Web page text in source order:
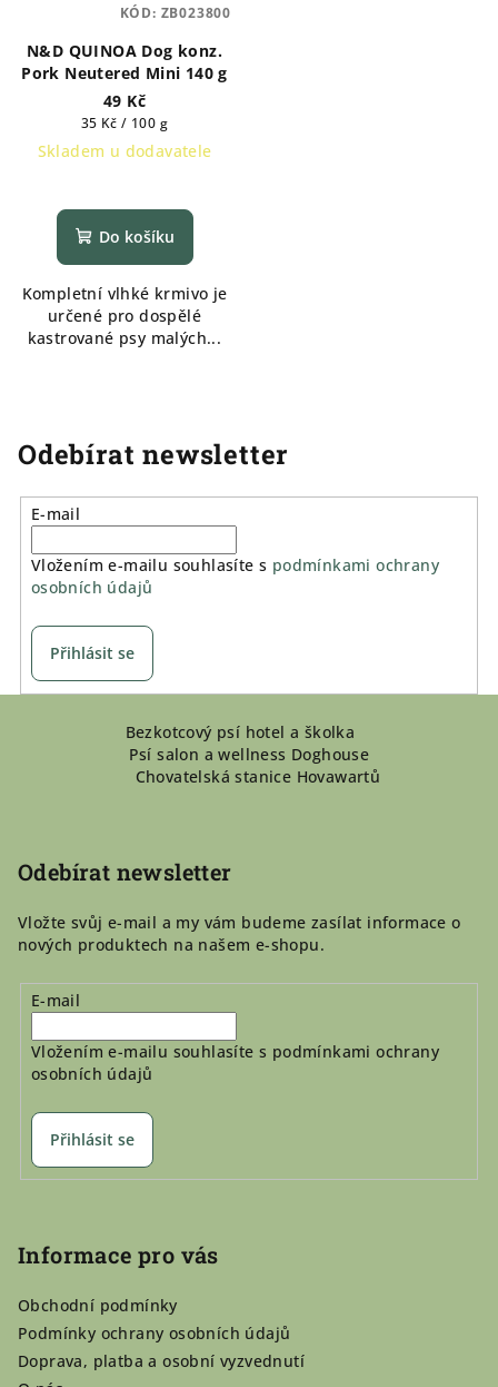
N&D QUINOA Dog konz.
Pork Neutered Mini 140 g
49 Kč
Měrná
cena:
35 Kč / 100 g
Skladem u dodavatele
Do košíku
Kompletní vlhké krmivo je
určené pro dospělé
kastrované psy malých...
KÓD: ZB023800
Odebírat newsletter
E-mail
Vložením e-mailu souhlasíte s podmínkami ochrany
osobních údajů
Přihlásit se
Bezkotcový psí hotel a školka
Psí salon a wellness Doghouse
Chovatelská stanice Hovawartů
Odebírat newsletter
Vložte svůj e-mail a my vám budeme zasílat informace o
nových produktech na našem e-shopu.
E-mail
Vložením e-mailu souhlasíte s podmínkami ochrany
osobních údajů
Přihlásit se
Informace pro vás
Obchodní podmínky
Podmínky ochrany osobních údajů
Doprava, platba a osobní vyzvednutí